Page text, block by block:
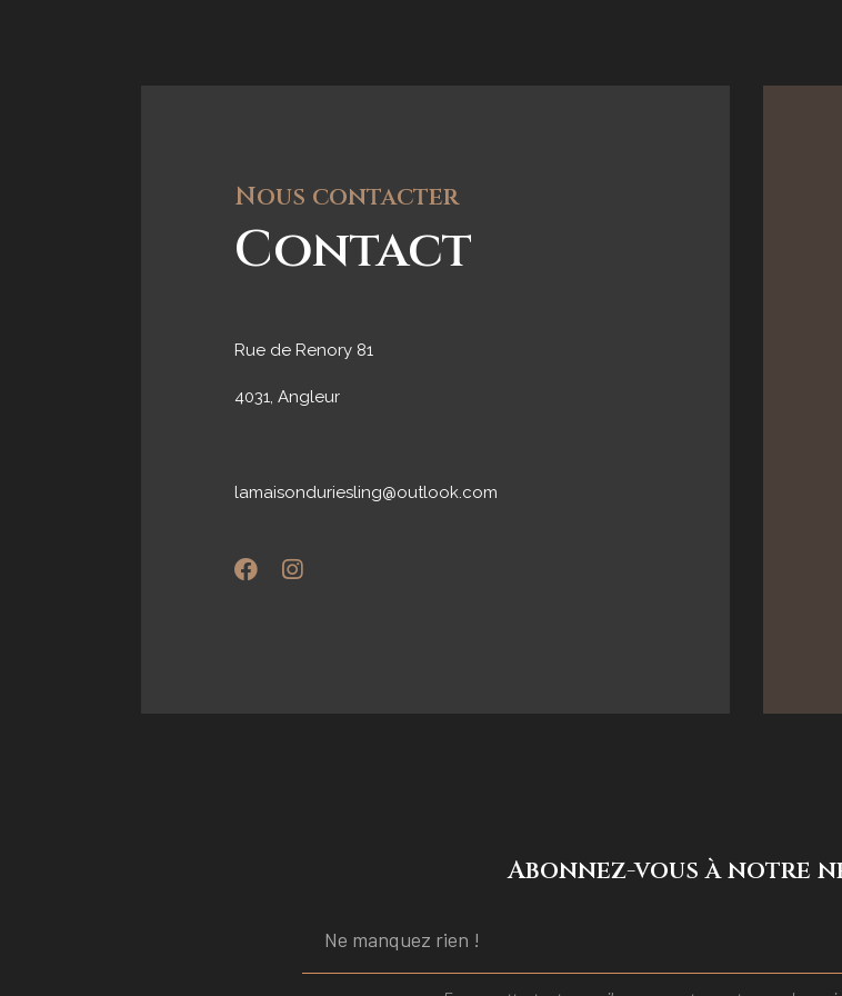
Nous contacter
Contact
Rue de Renory 81
4031, Angleur
lamaisonduriesling@outlook.com
Abonnez-vous à notre